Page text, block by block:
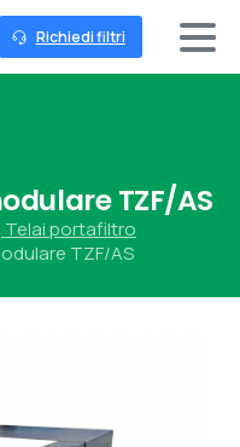
Richiedi filtri
TZF/AS
Telai portafiltro
TZF/AS